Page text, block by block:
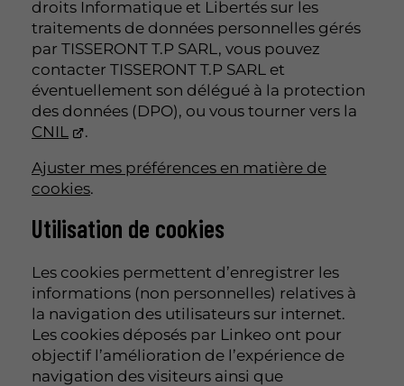
droits Informatique et Libertés sur les
traitements de données personnelles gérés
par TISSERONT T.P SARL, vous pouvez
contacter TISSERONT T.P SARL et
éventuellement son délégué à la protection
des données (DPO), ou vous tourner vers la
CNIL
.
Ajuster mes préférences en matière de
cookies.
Utilisation de cookies
Les cookies permettent d’enregistrer les
informations (non personnelles) relatives à
la navigation des utilisateurs sur internet.
Les cookies déposés par Linkeo ont pour
objectif l’amélioration de l’expérience de
navigation des visiteurs ainsi que